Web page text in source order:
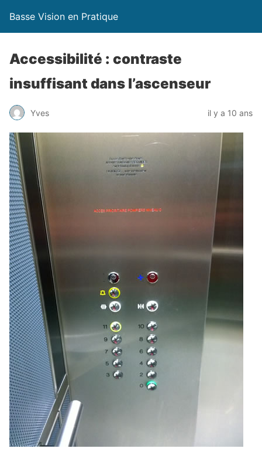
Basse Vision en Pratique
Accessibilité : contraste
insuffisant dans l’ascenseur
Yves il y a 10 ans